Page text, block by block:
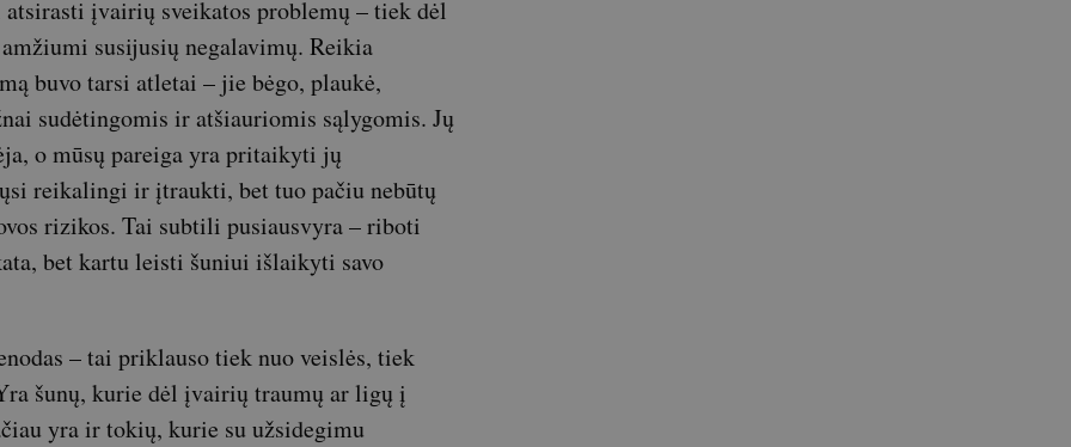
įvairių sveikatos problemų – tiek dėl
susijusių negalavimų. Reikia
buvo tarsi atletai – jie bėgo, plaukė,
sudėtingomis ir atšiauriomis sąlygomis. Jų
o mūsų pareiga yra pritaikyti jų
reikalingi ir įtraukti, bet tuo pačiu nebūtų
rizikos. Tai subtili pusiausvyra – riboti
bet kartu leisti šuniui išlaikyti savo
– tai priklauso tiek nuo veislės, tiek
šunų, kurie dėl įvairių traumų ar ligų į
yra ir tokių, kurie su užsidegimu